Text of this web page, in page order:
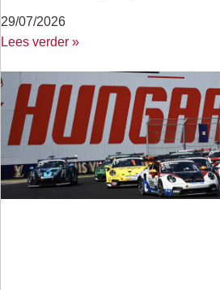
29/07/2026
Lees verder »